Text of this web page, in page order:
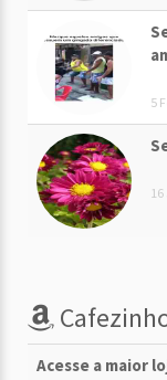
5
16
Acesse a maior